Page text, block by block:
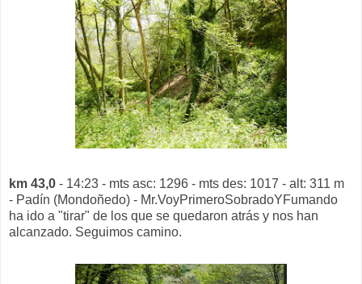
km 43,0 - 14:23 - mts asc: 1296 - mts des: 1017 - alt: 311 m
- Padín (Mondoñedo) - Mr.VoyPrimeroSobradoYFumando
ha ido a "tirar" de los que se quedaron atrás y nos han
alcanzado. Seguimos camino.